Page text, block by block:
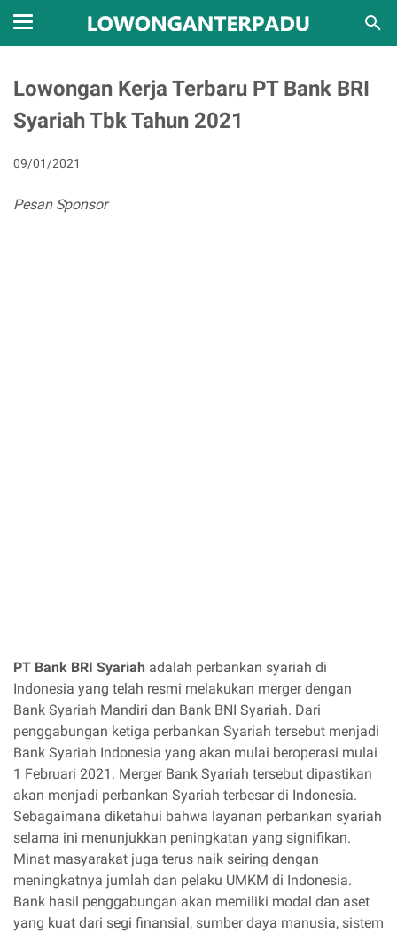
Lowongan Kerja Terbaru PT Bank BRI
Syariah Tbk Tahun 2021
09/01/2021
Pesan Sponsor
PT Bank BRI Syariah adalah perbankan syariah di
Indonesia yang telah resmi melakukan merger dengan
Bank Syariah Mandiri dan Bank BNI Syariah. Dari
penggabungan ketiga perbankan Syariah tersebut menjadi
Bank Syariah Indonesia yang akan mulai beroperasi mulai
1 Februari 2021. Merger Bank Syariah tersebut dipastikan
akan menjadi perbankan Syariah terbesar di Indonesia.
Sebagaimana diketahui bahwa layanan perbankan syariah
selama ini menunjukkan peningkatan yang signifikan.
Minat masyarakat juga terus naik seiring dengan
meningkatnya jumlah dan pelaku UMKM di Indonesia.
Bank hasil penggabungan akan memiliki modal dan aset
yang kuat dari segi finansial, sumber daya manusia, sistem